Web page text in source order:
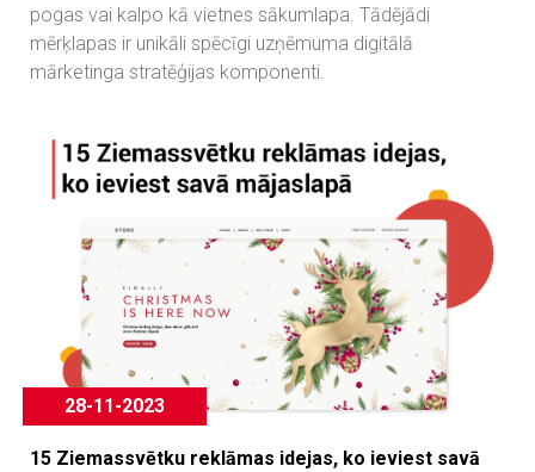
pogas vai kalpo kā vietnes sākumlapa. Tādējādi
mērķlapas ir unikāli spēcīgi uzņēmuma digitālā
mārketinga stratēģijas komponenti.
28-11-2023
15 Ziemassvētku reklāmas idejas, ko ieviest savā